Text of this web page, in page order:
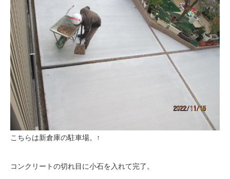
こちらは新倉庫の駐車場。↑
コンクリートの切れ目に小石を入れて完了。